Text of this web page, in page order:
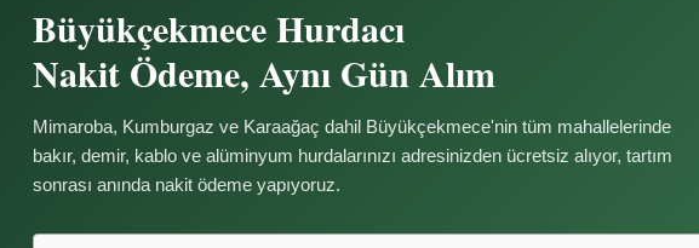
Büyükçekmece Hurdacı
Nakit Ödeme, Aynı Gün Alım
Mimaroba, Kumburgaz ve Karaağaç dahil Büyükçekmece'nin tüm mahallelerinde
bakır, demir, kablo ve alüminyum hurdalarınızı adresinizden ücretsiz alıyor, tartım
sonrası anında nakit ödeme yapıyoruz.